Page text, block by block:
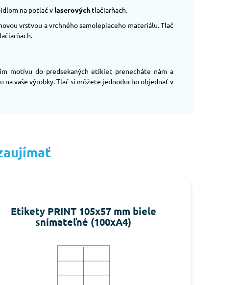
na potlač v laserových tlačiarňach.
vrstvou a vrchného samolepiaceho materiálu. Tlač
motívu do predsekaných etikiet prenecháte nám a
vaše výrobky. Tlač si môžete jednoducho objednať v
Etikety PRINT 105x57 mm biele
snímateľné (100xA4)